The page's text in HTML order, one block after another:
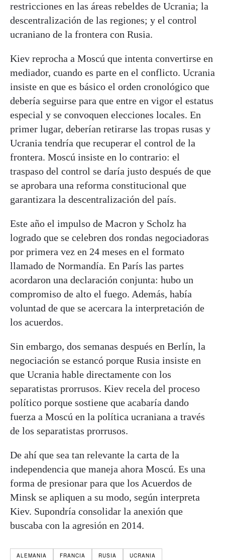
restricciones en las áreas rebeldes de Ucrania; la
descentralización de las regiones; y el control
ucraniano de la frontera con Rusia.
Kiev reprocha a Moscú que intenta convertirse en
mediador, cuando es parte en el conflicto. Ucrania
insiste en que es básico el orden cronológico que
debería seguirse para que entre en vigor el estatus
especial y se convoquen elecciones locales. En
primer lugar, deberían retirarse las tropas rusas y
Ucrania tendría que recuperar el control de la
frontera. Moscú insiste en lo contrario: el
traspaso del control se daría justo después de que
se aprobara una reforma constitucional que
garantizara la descentralización del país.
Este año el impulso de Macron y Scholz ha
logrado que se celebren dos rondas negociadoras
por primera vez en 24 meses en el formato
llamado de Normandía. En París las partes
acordaron una declaración conjunta: hubo un
compromiso de alto el fuego. Además, había
voluntad de que se acercara la interpretación de
los acuerdos.
Sin embargo, dos semanas después en Berlín, la
negociación se estancó porque Rusia insiste en
que Ucrania hable directamente con los
separatistas prorrusos. Kiev recela del proceso
político porque sostiene que acabaría dando
fuerza a Moscú en la política ucraniana a través
de los separatistas prorrusos.
De ahí que sea tan relevante la carta de la
independencia que maneja ahora Moscú. Es una
forma de presionar para que los Acuerdos de
Minsk se apliquen a su modo, según interpreta
Kiev. Supondría consolidar la anexión que
buscaba con la agresión en 2014.
ALEMANIA FRANCIA RUSIA
UCRANIA